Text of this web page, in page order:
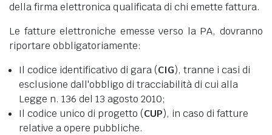
della firma elettronica qualificata di chi emette fattura.
Le fatture elettroniche emesse verso la PA, dovranno
riportare obbligatoriamente:
Il codice identificativo di gara (CIG), tranne i casi di
esclusione dall'obbligo di tracciabilità di cui alla
Legge n. 136 del 13 agosto 2010;
Il codice unico di progetto (CUP), in caso di fatture
relative a opere pubbliche.